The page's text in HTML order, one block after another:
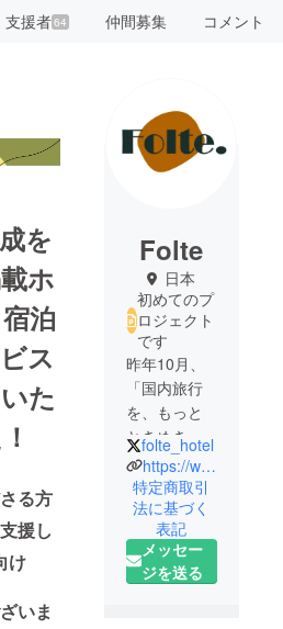
支援者64 仲間募集 コメント
を
ホ
宿泊
ス
た
る方
援し
け
いま
Folte
日本
初めてのプ
ロジェクト
です
昨年10月、
「国内旅行
を、もっと
ときめきに
溢れたもの
にしたい」
「そのため
に旅行雑誌
を作りた
い」という
folte_hotel
https://www.instagram.com/folte_hotel/?hl=ja
特定商取引
法に基づく
表記
メッセー
ジを送る